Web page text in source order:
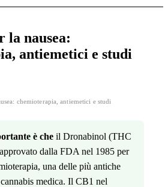
la nausea:
antiemetici e studi
chemioterapia, antiemetici e studi
è che il Dronabinol (THC
dalla FDA nel 1985 per
una delle più antiche
medica. Il CB1 nel